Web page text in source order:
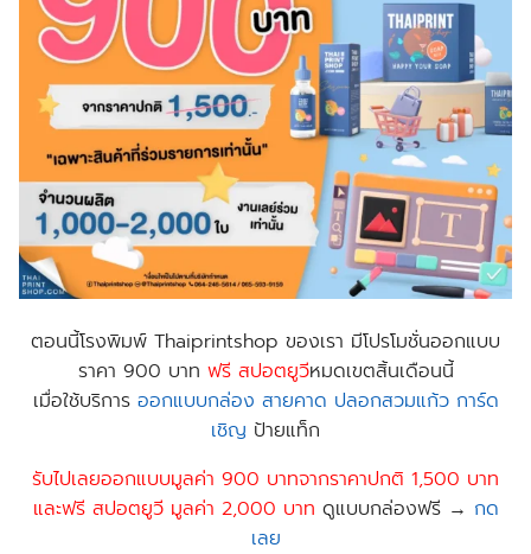
ตอนนี้โรงพิมพ์ Thaiprintshop ของเรา มีโปรโมชั่นออกแบบ
ราคา 900 บาท ฟรี สปอตยูวีหมดเขตสิ้นเดือนนี้
เมื่อใช้บริการ ออกแบบกล่อง สายคาด ปลอกสวมแก้ว การ์ด
เชิญ ป้าย​แท็ก
รับไปเลยออกแบบมูลค่า 900 บาทจากราคาปกติ 1,500 บาท
และฟรี สปอตยูวี มูลค่า 2,000 บาท ดูแบบกล่องฟรี → กด
เลย